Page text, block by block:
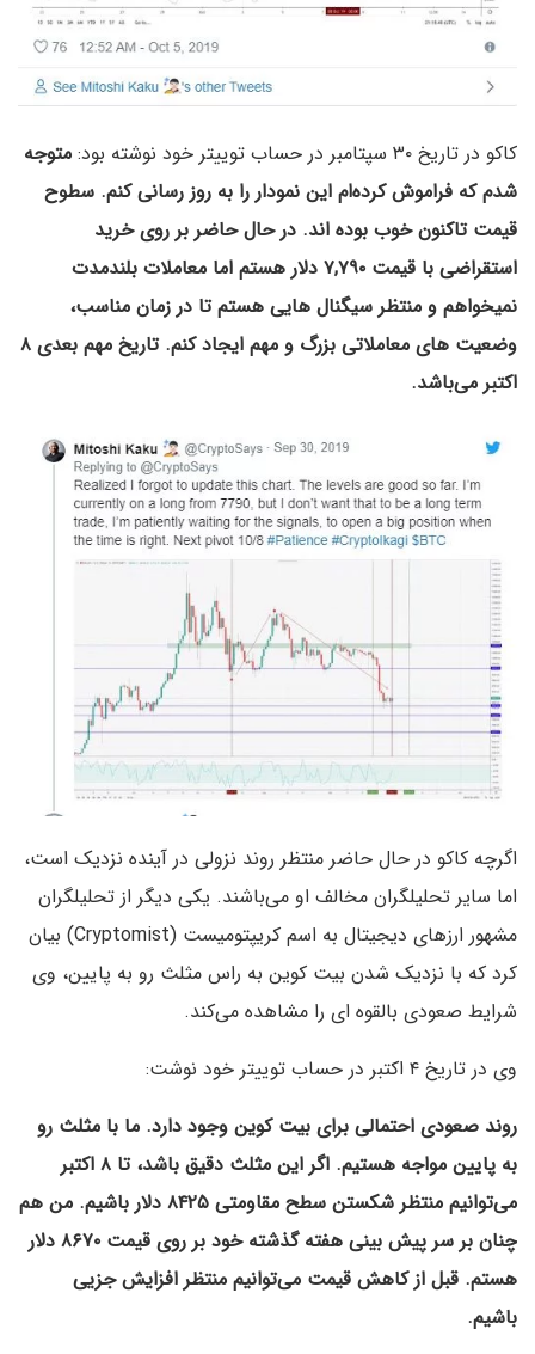
کاکو در تاریخ ۳۰ سپتامبر در حساب توییتر خود نوشته بود:
متوجه
شدم که فراموش کرده‌ام این نمودار را به روز رسانی کنم. سطوح
قیمت تاکنون خوب بوده اند. در حال حاضر بر روی خرید
استقراضی با قیمت ۷,۷۹۰ دلار هستم اما معاملات بلندمدت
نمیخواهم و منتظر سیگنال هایی هستم تا در زمان مناسب،
وضعیت های معاملاتی بزرگ و مهم ایجاد کنم. تاریخ مهم بعدی ۸
اکتبر می‌باشد.
اگرچه کاکو در حال حاضر منتظر روند نزولی در آینده نزدیک است،
اما سایر تحلیلگران مخالف او می‌باشند. یکی دیگر از تحلیلگران
مشهور ارزهای دیجیتال به اسم کریپتومیست (Cryptomist) بیان
کرد که با نزدیک شدن بیت کوین به راس مثلث رو به پایین، وی
شرایط صعودی بالقوه ای را مشاهده می‌کند.
وی در تاریخ ۴ اکتبر در حساب توییتر خود نوشت:
روند صعودی احتمالی برای بیت کوین وجود دارد. ما با مثلث رو
به پایین مواجه هستیم. اگر این مثلث دقیق باشد، تا ۸ اکتبر
می‌توانیم منتظر شکستن سطح مقاومتی ۸۴۲۵ دلار باشیم. من هم
چنان بر سر پیش بینی هفته گذشته خود بر روی قیمت ۸۶۷۰ دلار
هستم. قبل از کاهش قیمت می‌توانیم منتظر افزایش جزیی
باشیم.